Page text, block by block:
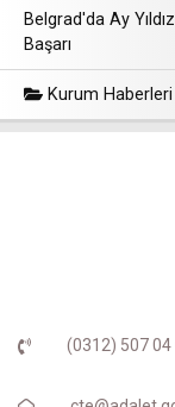
Belgrad'da Ay
Başarı
Kurum
(0312) 507 04